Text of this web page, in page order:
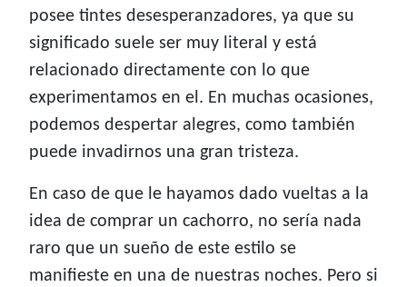
posee tintes desesperanzadores, ya que su
significado suele ser muy literal y está
relacionado directamente con lo que
experimentamos en el. En muchas ocasiones,
podemos despertar alegres, como también
puede invadirnos una gran tristeza.
En caso de que le hayamos dado vueltas a la
idea de comprar un cachorro, no sería nada
raro que un sueño de este estilo se
manifieste en una de nuestras noches. Pero si